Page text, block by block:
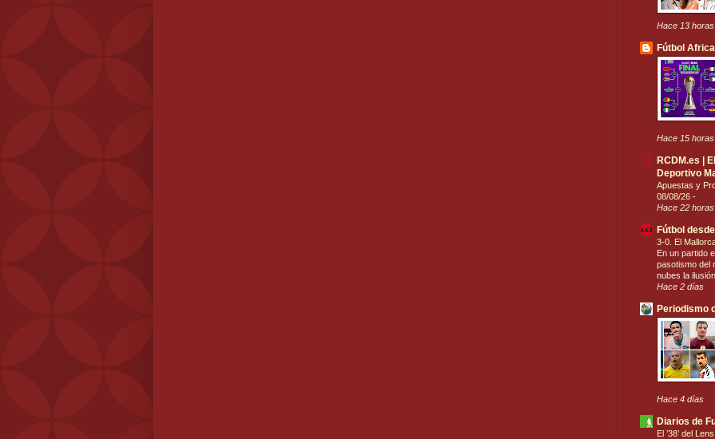
Hace 13 horas
Fútbol
Hace 15 horas
RCDM.es |
Deportivo
Apuestas y
08/08/26 -
Hace 22 horas
Fútbol
3-0. El
En un partido
pasotismo del
nubes la
Hace 2 días
Periodismo
Hace 4 días
Diarios de
El ’38’ del